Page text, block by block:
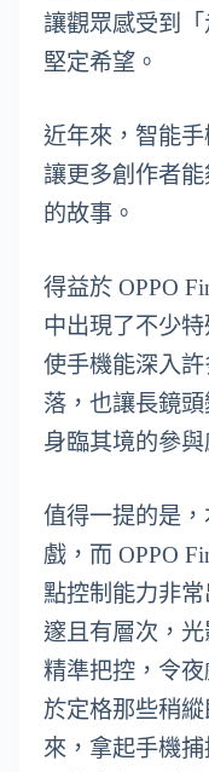
讓觀眾感受到
堅定希望。
近年來，智能
讓更多創作者
的故事。
得益於 OPPO
中出現了不少
使手機能深入
落，也讓長鏡
身臨其境的參與
值得一提的是
戲，而 OPPO
點控制能力非
邃且有層次，
精準把控，令
於定格那些稍
來，拿起手機